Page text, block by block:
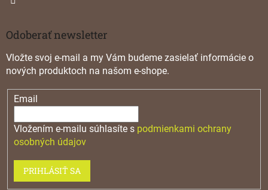
Odoberať newsletter
Vložte svoj e-mail a my Vám budeme zasielať informácie o
nových produktoch na našom e-shope.
Email
Vložením e-mailu súhlasíte s podmienkami ochrany
osobných údajov
PRIHLÁSIŤ SA